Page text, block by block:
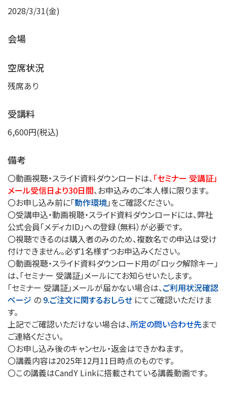
2028/3/31(金)
会場
空席状況
残席あり
受講料
6,600円(税込)
備考
〇動画視聴・スライド資料ダウンロードは、「セミナー 受講証」
メール受信日より30日間、お申込みのご本人様に限ります。
〇お申し込み前に「動作環境」をご確認ください。
〇受講申込・動画視聴・スライド資料ダウンロードには、弊社
公式会員「メディカID」への登録（無料）が必要です。
〇視聴できるのは購入者のみのため、複数名での申込は受け
付けできません。必ず1名様ずつお申込みください。
〇動画視聴・スライド資料ダウンロード用の「ロック解除キー」
は、「セミナー 受講証」メールにてお知らせいたします。
「セミナー 受講証」メールが届かない場合は、ご利用状況確認
ページ の 9.ご注文に関するおしらせ にてご確認いただけま
す。
上記でご確認いただけない場合は、所定の問い合わせ先まで
ご連絡ください。
〇お申し込み後のキャンセル・返金はできかねます。
〇講義内容は2025年12月11日時点のものです。
〇この講義はCandY Linkに搭載されている講義動画です。